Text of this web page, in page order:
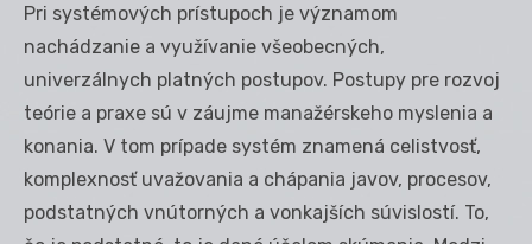
Pri systémových prístupoch je významom
nachádzanie a využívanie všeobecných,
univerzálnych platných postupov. Postupy pre rozvoj
teórie a praxe sú v záujme manažérskeho myslenia a
konania. V tom prípade systém znamená celistvosť,
komplexnosť uvažovania a chápania javov, procesov,
podstatných vnútorných a vonkajších súvislostí. To,